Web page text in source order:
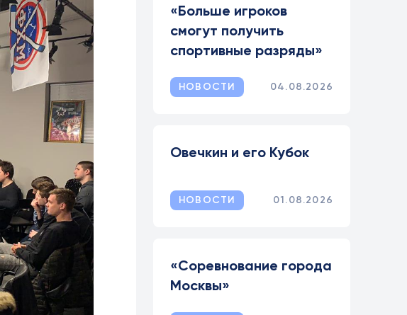
«Больше игроков
смогут получить
спортивные разряды»
НОВОСТИ 04.08.2026
Овечкин и его Кубок
НОВОСТИ 01.08.2026
«Соревнование города
Москвы»